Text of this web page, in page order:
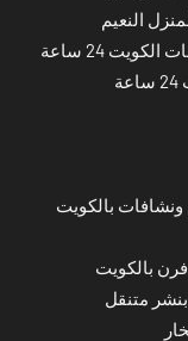
النعيم
24 ساعة
بالكويت
بالكويت
متنقل